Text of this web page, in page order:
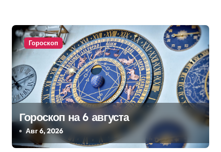
Гороскоп
Гороскоп на 6 августа
Авг 6, 2026